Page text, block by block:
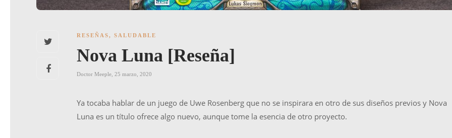
RESEÑAS, SALUDABLE
Nova Luna [Reseña]
Doctor Meeple 25 marzo, 2020
Ya tocaba hablar de un juego de Uwe Rosenberg que no se inspirara en otro de sus diseños previos y Nova
Luna es un título ofrece algo nuevo, aunque tome la esencia de otro proyecto.